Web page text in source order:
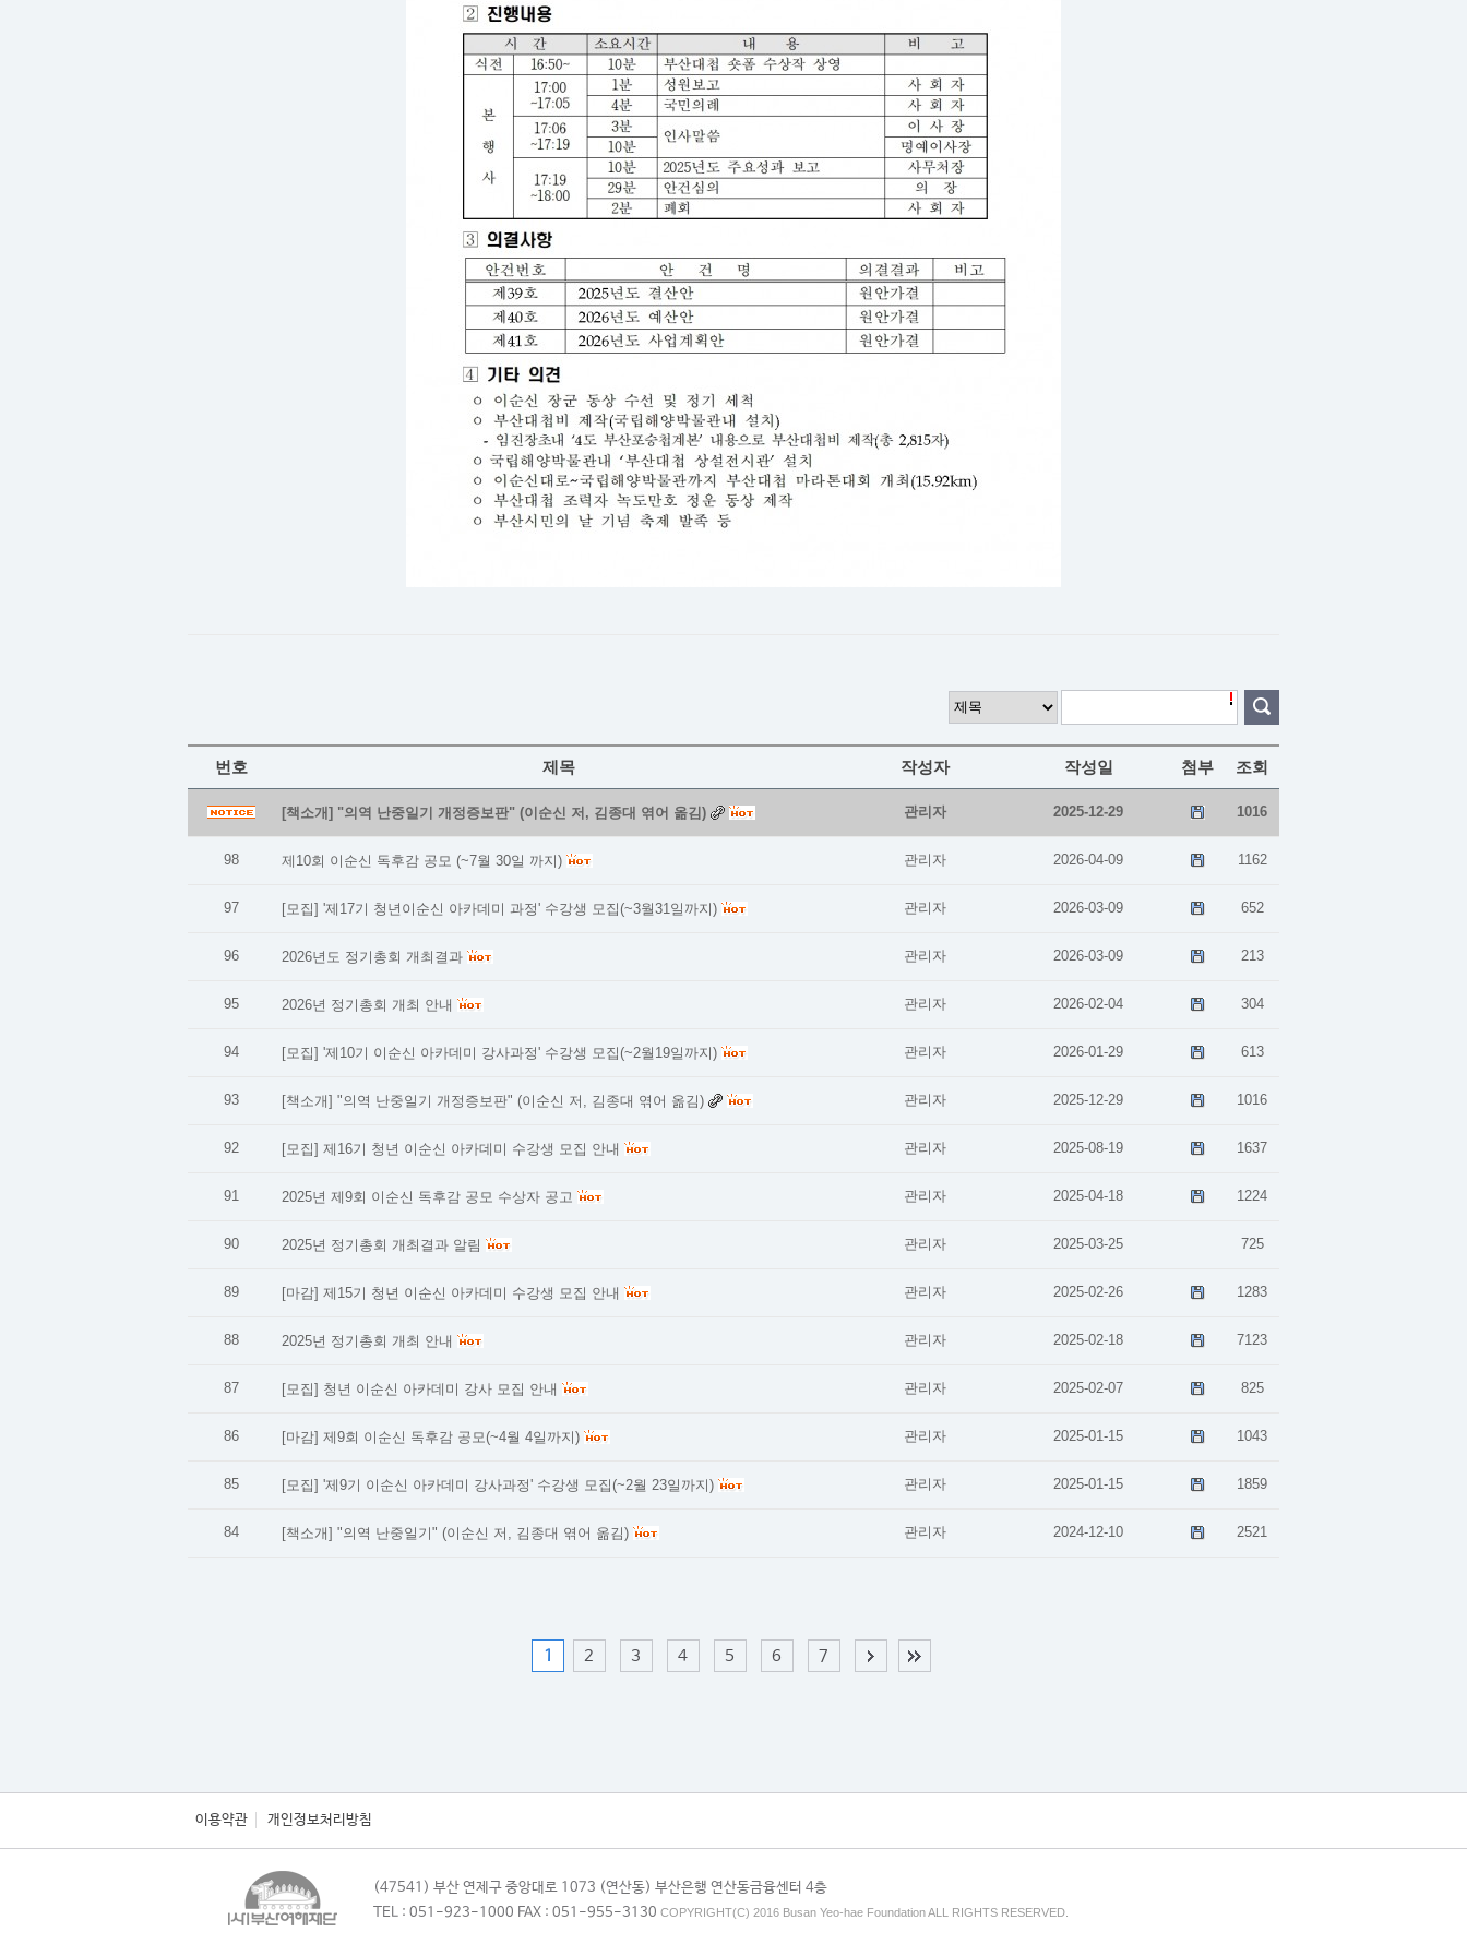
번호 제목 작성자 작성일 첨부 조회
[책소개] "의역 난중일기 개정증보판" (이순신 저, 김종대 엮어 옮김) 관리자 2025-12-29 1016
98 제10회 이순신 독후감 공모 (~7월 30일 까지) 관리자 2026-04-09 1162
97 [모집] '제17기 청년이순신 아카데미 과정' 수강생 모집(~3월31일까지) 관리자 2026-03-09 652
96 2026년도 정기총회 개최결과 관리자 2026-03-09 213
95 2026년 정기총회 개최 안내 관리자 2026-02-04 304
94 [모집] '제10기 이순신 아카데미 강사과정' 수강생 모집(~2월19일까지) 관리자 2026-01-29 613
93 [책소개] "의역 난중일기 개정증보판" (이순신 저, 김종대 엮어 옮김) 관리자 2025-12-29 1016
92 [모집] 제16기 청년 이순신 아카데미 수강생 모집 안내 관리자 2025-08-19 1637
91 2025년 제9회 이순신 독후감 공모 수상자 공고 관리자 2025-04-18 1224
90 2025년 정기총회 개최결과 알림 관리자 2025-03-25 725
89 [마감] 제15기 청년 이순신 아카데미 수강생 모집 안내 관리자 2025-02-26 1283
88 2025년 정기총회 개최 안내 관리자 2025-02-18 7123
87 [모집] 청년 이순신 아카데미 강사 모집 안내 관리자 2025-02-07 825
86 [마감] 제9회 이순신 독후감 공모(~4월 4일까지) 관리자 2025-01-15 1043
85 [모집] '제9기 이순신 아카데미 강사과정' 수강생 모집(~2월 23일까지) 관리자 2025-01-15 1859
84 [책소개] "의역 난중일기" (이순신 저, 김종대 엮어 옮김) 관리자 2024-12-10 2521
1 2 3 4 5 6 7
이용약관 개인정보처리방침
(47541) 부산 연제구 중앙대로 1073 (연산동) 부산은행 연산동금융센터 4층
TEL : 051-923-1000 FAX : 051-955-3130 COPYRIGHT(C) 2016 Busan Yeo-hae Foundation ALL RIGHTS RESERVED.